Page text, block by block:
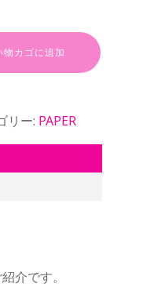
物カゴに追加
リー: PAPER
介です。